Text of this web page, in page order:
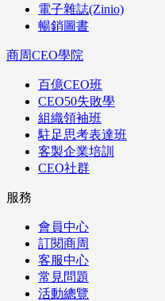
電子雜誌(Zinio)
暢銷圖書
商周CEO學院
百億CEO班
CEO50失敗學
組織領袖班
駐足思考表達班
客製企業培訓
CEO社群
服務
會員中心
訂閱商周
客服中心
常見問題
活動總覽